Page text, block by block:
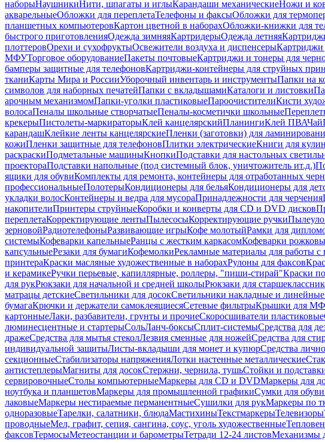
наборыНаушникиНити, шпагаты и иглыКарандаши механическиеНожи и
акварельныеОбложки для переплетаТелефоны и факсыОбложки для
планшетных компьютеровКартон цветной в наборахОбложки-книжки для
быстрого приготовленияОдежда зимняяКартридерыОдежда летняя
плоттеровОрехи и сухофруктыОсвежители воздуха и диспенсеры
МФУТорговое оборудованиеПакеты почтовыеКартриджи и тонеры для
бамперы защитные для телефоновКартриджи-контейнеры для струйных
тканиКарты Мира и РоссииУборочный инвентарь и инструментыПапки на
символов для наборных печатейПапки с вкладышамиКаталоги и листовки
арочным механизмомПапки-уголки пластиковыеПароочистителиКисти
волосаПеналы школьные створчатыеПеналы-косметички школьные
крекерыПистолеты-маркираторыКлей канцелярскийПланингиКлей ПВАЧай
карандашКлейкие ленты канцелярскиеПленки (заготовки) для
кожиПленки защитные для телефоновПлитки электрическиеКниги для
раскраскиПодметальные машиныКнопкиПодставки для настольных
проектораПодставки напольные (под системный блок, уничтожитель ит.д.)
ящики для обувиКомплекты для ремонта, контейнеры для отработанных
профессиональныеПолотерыКондиционеры для бельяКондиционеры для
укладки волосКонтейнеры и ведра для мусораПринадлежности для черчения
накопителиПринтеры струйныеКоробки и конверты для CD и DVD дисков
переплетаКорректирующие лентыПылесосыКорректирующие ручки
зерновойРадиотелефоныРазвивающие игрыКофе молотыйРамки для
системыКофеварки капельныеРанцы с жестким каркасомКофеварки
капсульныеРезаки для бумагиКофемолкиРекламные материалы для работы с
принтераКраски масляные художественные в наборахРулоны для факсов
и керамикеРучки перьевые, капиллярные, роллеры, "пиши-стирай"Краски
для рукРюкзаки для начальной и средней школыРюкзаки для
матрацы детскиеСветильники для досокСветильники накладные и линейные
бумагаКрючки и держатели самоклеящиесяСетевые фильтрыКрышки для
картонныеЛаки, разбавители, грунты и прочиеСкоросшиватели пластиковые
люминесцентные и стартерыСольЛанч-боксыСплит-системыСредства для
дражеСредства для мытья стеколЛезвия сменные для ножейСредства для
индивидуальной защитыЛисты-вкладыши для монет и купюрСредства
секционныеСтабилизаторы напряженияЛотки настенные металлические
антистеплерыМагниты для досокСтержни, чернила, тушьСтойки и
сервировочныеСтолы компьютерныеМаркеры для CD и DVDМаркеры для
ноутбука и планшетовМаркеры для промышленной графикиСумки для обуви
лаковыеМаркеры нестираемые перманентныеСушилки для рукМаркеры по
одноразовыеТарелки, салатники, блюдаМастихиныТекстмаркерыТелевизоры
проводныеМел, графит, сепия, сангина, соус, уголь художественные
факсовТермосыМетеостанции и барометрыТетради 12-24 листовМеханизмы